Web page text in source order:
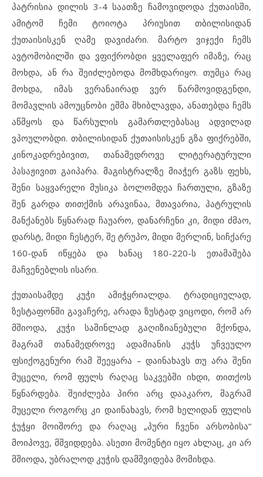
პატრისია დილის 3-4 საათზე ჩამოვიდოდა ქუთაისში,
ამიტომ ჩემი ტოიოტა პრიუსით თბილისიდან
ქუთაისისკენ ღამე დავიძარი. მარტო ვიჯექი ჩემს
ავტომობილში და ვფიქრობდი ყველაფერ იმაზე, რაც
მოხდა, ან რა შეიძლებოდა მომხდარიყო. თუმცა რაც
მოხდა, იმას ვერანაირად ვერ წარმოვიდგენდი,
მომავლის ამოუცნობი ეშმა მხიბლავდა, ანათებდა ჩემს
აწმყოს და წარსულის გამართლებასაც ადვილად
ვპოულობდი. თბილისიდან ქუთაისისკენ გზა ფიქრებში,
კინოკადრებივით, თანამედროვე ლიტერატურული
პასაჟივით გაიპარა. მაგისტრალზე მიაჭერ გაზს ფეხს,
შენი საყვარელი მუსიკა ბოლომდეა ჩართული, გზაზე
შენ გარდა თითქმის არავინაა, მთავარია, პატრულის
მანქანებს წყნარად ჩაუარო, დანარჩენი კი, მიდი ძმაო,
დარსტ, მიდი ჩესტერ, შე ტრუპო, მიდი მერლინ, სიჩქარე
160-დან იწყება და ხანაც 180-220-ს ეთამაშება
მაჩვენებლის ისარი.
ქუთაისამდე კუჭი ამიჭყრიალდა. ტრადიციულად,
ზესტაფონში გავაჩერე, არადა ზუსტად ვიცოდი, რომ არ
მშიოდა, კუჭი საშინლად გაღიზიანებული მქონდა,
მაგრამ თანამედროვე ადამიანის კუჭს უჩვეულო
ფსიქოგენური რამ შეეყარა – დაინახავს თუ არა შენი
მუცელი, რომ ფულს რაღაც საკვებში იხდი, თითქოს
წყნარდება. შეიძლება პირი არც დააკარო, მაგრამ
მუცელი როგორც კი დაინახავს, რომ ხელიდან ფულის
ჭუჭყი მოიშორე და რაღაც „პური ჩვენი არსობისა“
მოიპოვე, მშვიდდება. ასეთი მომენტი იყო ახლაც, კი არ
მშიოდა, უბრალოდ კუჭის დამშვიდება მომიხდა.